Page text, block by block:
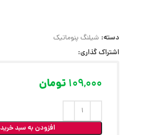
دسته: شیلنگ پنوماتیک
اشتراک گذاری:
109,000 تومان
افزودن به سبد خرید